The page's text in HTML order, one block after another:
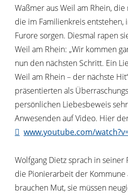
Waßmer aus Weil am Rhein,
die im Familienkreis
Furore sorgen. Diesmal rapen
Weil am Rhein: „Wir kommen
nun den nächsten Schritt. Ein
Weil am Rhein – der nächste
präsentierten als
persönlichen Liebesbeweis
Anwesenden auf Video. Hier
www.youtube.com/
Wolfgang Dietz sprach in
die Pionierarbeit der Kommune
brauchen Mut, sie müssen